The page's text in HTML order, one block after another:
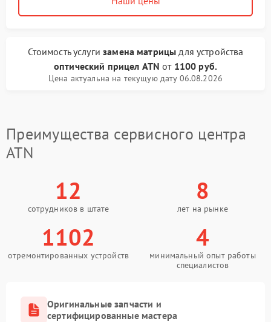
Стоимость услугизамена матрицы для устройства
оптический прицел ATN от 1100 руб.
Цена актуальна на текущую дату 06.08.2026
Преимущества сервисного центра
ATN
12
сотрудников в штате
8
лет на рынке
1102
отремонтированных устройств
4
минимальный опыт работы
специалистов
Оригинальные запчасти и
сертифицированные мастера